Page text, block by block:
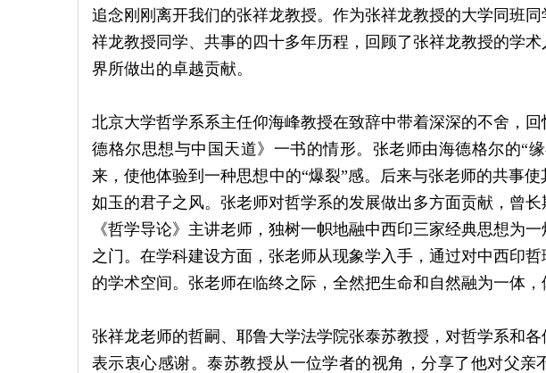
追念刚刚离开我们的张祥龙教授。作为张祥龙教授的大学同班
祥龙教授同学、共事的四十多年历程，回顾了张祥龙教授的学
界所做出的卓越贡献。
北京大学哲学系系主任仰海峰教授在致辞中带着深深的不舍，
德格尔思想与中国天道》一书的情形。张老师由海德格尔的“
来，使他体验到一种思想中的“爆裂”感。后来与张老师的共事
如玉的君子之风。张老师对哲学系的发展做出多方面贡献，曾
《哲学导论》主讲老师，独树一帜地融中西印三家经典思想为
之门。在学科建设方面，张老师从现象学入手，通过对中西印
的学术空间。张老师在临终之际，全然把生命和自然融为一体，
张祥龙老师的哲嗣、耶鲁大学法学院张泰苏教授，对哲学系和
表示衷心感谢。泰苏教授从一位学者的视角，分享了他对父亲